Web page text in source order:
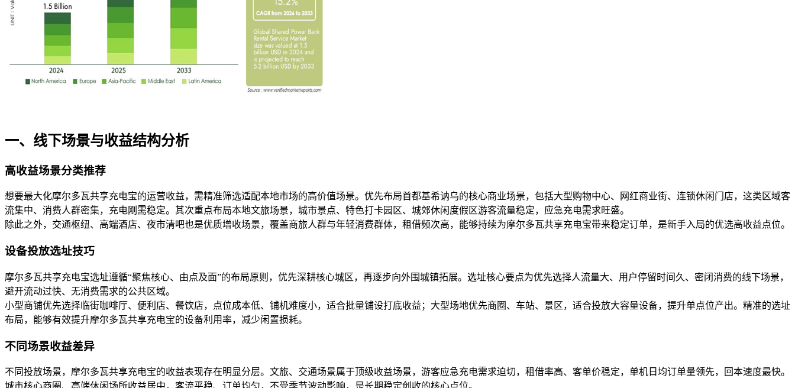
一、线下场景与收益结构分析
高收益场景分类推荐
想要最大化摩尔多瓦共享充电宝的运营收益，需精准筛选适配本地市场的高价值场景。优先布局首都基希讷乌的核心商业场景，包括大型购物中心、网红商业街、连锁休闲门店，这类区域客
流集中、消费人群密集，充电刚需稳定。其次重点布局本地文旅场景，城市景点、特色打卡园区、城郊休闲度假区游客流量稳定，应急充电需求旺盛。
除此之外，交通枢纽、高端酒店、夜市清吧也是优质增收场景，覆盖商旅人群与年轻消费群体，租借频次高，能够持续为摩尔多瓦共享充电宝带来稳定订单，是新手入局的优选高收益点位。
设备投放选址技巧
摩尔多瓦共享充电宝选址遵循“聚焦核心、由点及面”的布局原则，优先深耕核心城区，再逐步向外围城镇拓展。选址核心要点为优先选择人流量大、用户停留时间久、密闭消费的线下场景，
避开流动过快、无消费需求的公共区域。
小型商铺优先选择临街咖啡厅、便利店、餐饮店，点位成本低、铺机难度小，适合批量铺设打底收益；大型场地优先商圈、车站、景区，适合投放大容量设备，提升单点位产出。精准的选址
布局，能够有效提升摩尔多瓦共享充电宝的设备利用率，减少闲置损耗。
不同场景收益差异
不同投放场景，摩尔多瓦共享充电宝的收益表现存在明显分层。文旅、交通场景属于顶级收益场景，游客应急充电需求迫切，租借率高、客单价稳定，单机日均订单量领先，回本速度最快。